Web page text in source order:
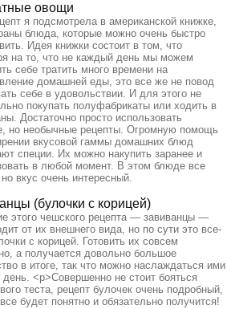
овощи
я подсмотрела в американской книжке,
блюда, которые можно очень быстро
Идея книжки состоит в том, что
на то, что не каждый день мы можем
себе тратить много времени на
домашней еды, это все же не повод
себе в удовольствии. И для этого не
покупать полуфабрикаты или ходить в
Достаточно просто использовать
но необычные рецепты. Огромную помощь
вкусовой гаммы домашних блюд
специи. Их можно накупить заранее и
в любой момент. В этом блюде все
вкус очень интересный.
(булочки с корицей)
этого чешского рецепта — завиванцы —
от их внешнего вида, но по сути это все-
с корицей. Готовить их совсем
а получается довольно большое
в итоге, так что можно наслаждаться ими
день. <p>Совершенно не стоит бояться
теста, рецепт булочек очень подробный,
будет понятно и обязательно получится!